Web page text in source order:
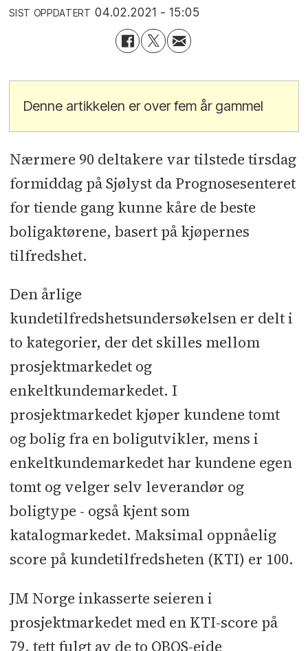
SIST OPPDATERT 04.02.2021 - 15:05
Denne artikkelen er over fem år gammel
Nærmere 90 deltakere var tilstede tirsdag
formiddag på Sjølyst da Prognosesenteret
for tiende gang kunne kåre de beste
boligaktørene, basert på kjøpernes
tilfredshet.
Den årlige
kundetilfredshetsundersøkelsen er delt i
to kategorier, der det skilles mellom
prosjektmarkedet og
enkeltkundemarkedet. I
prosjektmarkedet kjøper kundene tomt
og bolig fra en boligutvikler, mens i
enkeltkundemarkedet har kundene egen
tomt og velger selv leverandør og
boligtype - også kjent som
katalogmarkedet. Maksimal oppnåelig
score på kundetilfredsheten (KTI) er 100.
JM Norge inkasserte seieren i
prosjektmarkedet med en KTI-score på
79, tett fulgt av de to OBOS-eide